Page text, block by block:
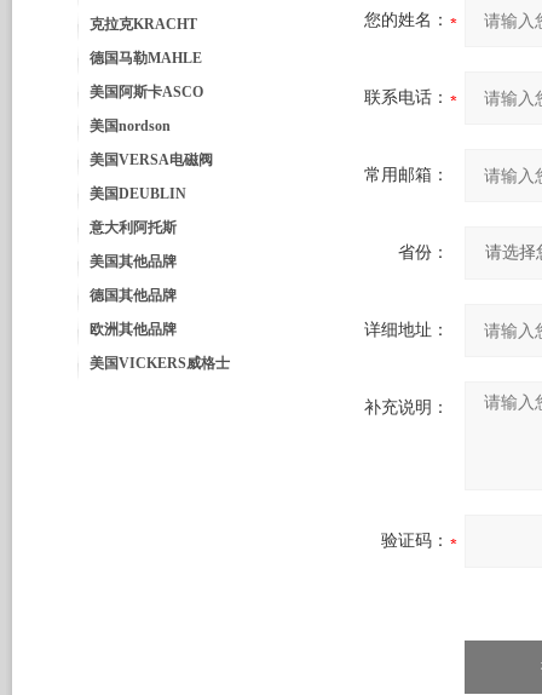
克拉克KRACHT
德国马勒MAHLE
美国阿斯卡ASCO
美国nordson
美国VERSA电磁阀
美国DEUBLIN
意大利阿托斯
美国其他品牌
德国其他品牌
欧洲其他品牌
美国VICKERS威格士
您的姓名：
联系电话：
常用邮箱：
省份：
详细地址：
补充说明：
验证码：